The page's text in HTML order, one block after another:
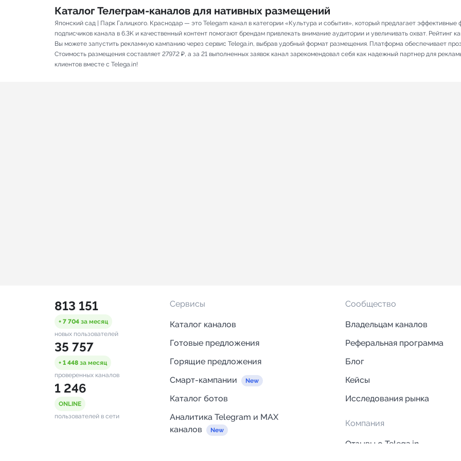
Каталог Телеграм-каналов для нативных размещений
Японский сад | Парк Галицкого. Краснодар — это Telegam канал в категории «Культура и события», который предлагает
подписчиков канала в 6.3K и качественный контент помогают брендам привлекать внимание аудитории и увеличивать охват. Рейтинг
Вы можете запустить рекламную кампанию через сервис Telega.in, выбрав удобный формат размещения. Платформа обеспечивает
Стоимость размещения составляет 2797.2 ₽, а за 21 выполненных заявок канал зарекомендовал себя как надежный партнер для
клиентов вместе с Telega.in!
813 151
+ 7 704 за месяц
новых пользователей
35 757
+ 1 448 за месяц
проверенных каналов
1 246
ONLINE
пользователей в сети
Сервисы
Каталог каналов
Готовые предложения
Горящие предложения
Смарт-кампании
Каталог ботов
Аналитика Telegram и MAX
каналов
Сообщество
Владельцам каналов
Реферальная программа
Блог
Кейсы
Исследования рынка
Компания
Отзывы о Telega.in